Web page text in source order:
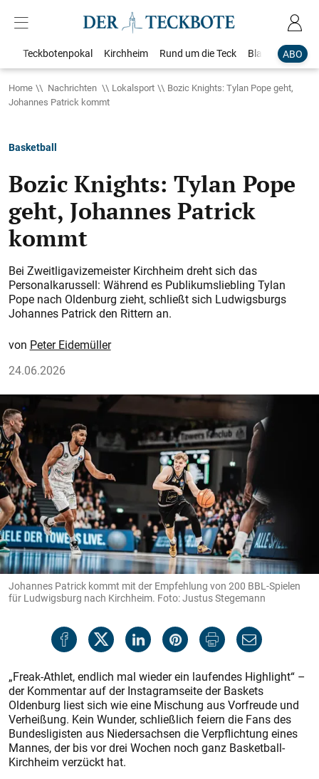
ABO
Teckbotenpokal Kirchheim Rund um die Teck Blaulicht
Home Nachrichten Lokalsport
Bozic Knights: Tylan Pope geht,
Johannes Patrick kommt
Basketball
Bozic Knights: Tylan Pope
geht, Johannes Patrick
kommt
Bei Zweitligavizemeister Kirchheim dreht sich das
Personalkarussell: Während es Publikumsliebling Tylan
Pope nach Oldenburg zieht, schließt sich Ludwigsburgs
Johannes Patrick den Rittern an.
Peter Eidemüller
24.06.2026
Johannes Patrick kommt mit der Empfehlung von 200 BBL-Spielen
für Ludwigsburg nach Kirchheim. Foto: Justus Stegemann
„Freak-Athlet, endlich mal wieder ein laufendes Highlight“ –
der Kommentar auf der Instagramseite der Baskets
Oldenburg liest sich wie eine Mischung aus Vorfreude und
Verheißung. Kein Wunder, schließlich feiern die Fans des
Bundesligisten aus Niedersachsen die Verpflichtung eines
Mannes, der bis vor drei Wochen noch ganz Basketball-
Kirchheim verzückt hat.